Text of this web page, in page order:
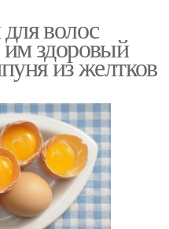
волос
здоровый
из желтков